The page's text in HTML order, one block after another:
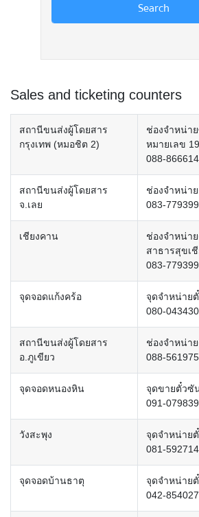
Sales and ticketing counters
สถานีขนส่งผู้โดยสาร
กรุงเทพ (หมอชิต 2)
ช่องจำหน่า
หมายเลข 19
088-
สถานีขนส่งผู้โดยสาร
จ.เลย
ช่องจำหน่า
083-
เชียงคาน
ช่องจำหน่า
สาธารสุขเ
083-
จุดจอดแก้งคร้อ
จุดจำหน่าย
080-
สถานีขนส่งผู้โดยสาร
อ.ภูเขียว
ช่องจำหน่า
088-
จุดจอดหนองหิน
จุดขายตั๋วซั
091-
วังสะพุง
จุดจำหน่าย
081-
จุดจอดบ้านธาตุ
จุดจำหน่าย
042-854027